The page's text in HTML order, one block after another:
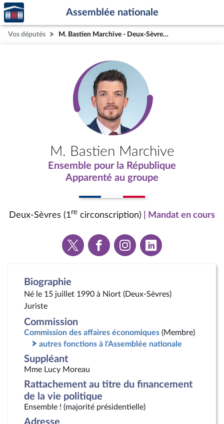
Aller au contenu
Aller en bas de la page
Accèder
à la
page
d'accueil
Assemblée nationale
Vos députés M. Bastien Marchive - Deux-Sèvres (1re circonscription)
M. Bastien Marchive
Ensemble pour la République
Apparenté au groupe
Deux-Sèvres (1re circonscription) | Mandat en cours
Voir
la
Voir
la
Voir
la
Voir
la
Biographie
Né le 15 juillet 1990 à Niort (Deux-Sèvres)
Juriste
Commission
Commission des affaires économiques (Membre)
autres fonctions à l'Assemblée nationale
Suppléant
Mme Lucy Moreau
Rattachement au titre du financement
de la vie politique
Ensemble ! (majorité présidentielle)
Adresse